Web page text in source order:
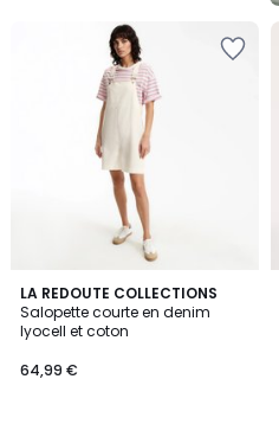
LA REDOUTE COLLECTIONS
Salopette courte en denim
lyocell et coton
64,99 €
3
/
5